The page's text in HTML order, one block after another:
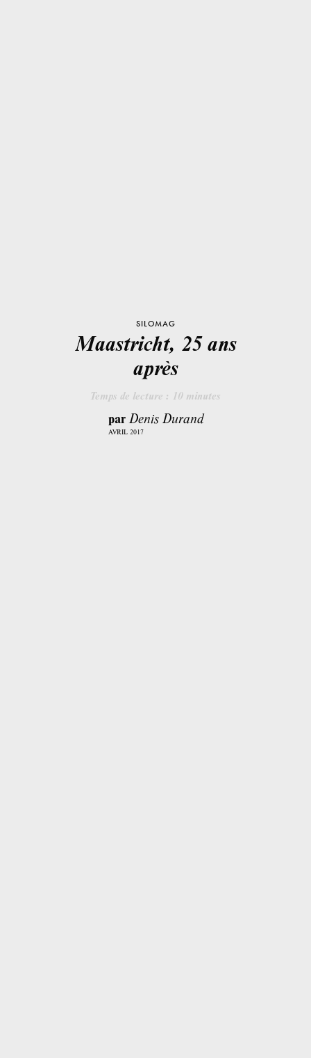
SILOMAG
Maastricht, 25 ans
après
Temps de lecture : 10 minutes
par Denis Durand
AVRIL 2017